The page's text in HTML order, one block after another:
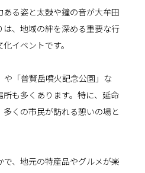
る姿と太鼓や鐘の音が大牟田
、地域の絆を深める重要な行
イベントです。
や「普賢岳噴火記念公園」な
も多くあります。特に、延命
くの市民が訪れる憩いの場と
、地元の特産品やグルメが楽